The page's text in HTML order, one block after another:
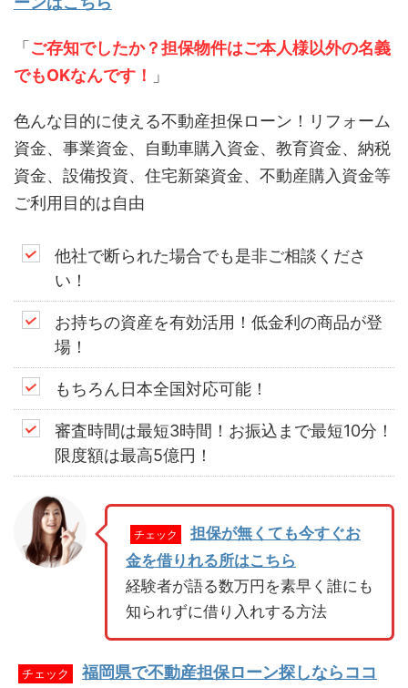
「 ご存知でしたか？担保物件はご本人様以外の名義
でもOKなんです！
」
色んな目的に使える不動産担保ローン！リフォーム
資金、事業資金、自動車購入資金、教育資金、納税
資金、設備投資、住宅新築資金、不動産購入資金等
ご利用目的は自由
他社で断られた場合でも是非ご相談くださ
い！
お持ちの資産を有効活用！低金利の商品が登
場！
もちろん日本全国対応可能！
審査時間は最短3時間！お振込まで最短10分！
限度額は最高5億円！
チェック
担保が無くても今すぐお
金を借りれる所はこちら
経験者が語る数万円を素早く誰にも
知られずに借り入れする方法
チェック 福岡県で不動産担保ローン探しならココ